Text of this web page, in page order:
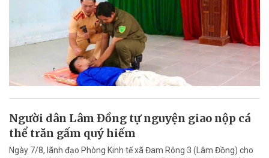
Người dân Lâm Đồng tự nguyện giao nộp cá
thể trăn gấm quý hiếm
Ngày 7/8, lãnh đạo Phòng Kinh tế xã Đam Rông 3 (Lâm Đồng) cho